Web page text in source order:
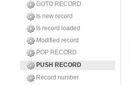
GOTO RECORD
Is new record
Is record loaded
Modified record
POP RECORD
PUSH RECORD
Record number